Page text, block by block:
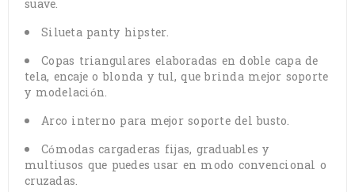
suave.
Silueta panty hipster.
Copas triangulares elaboradas en doble capa de
tela, encaje o blonda y tul, que brinda mejor soporte
y modelación.
Arco interno para mejor soporte del busto.
Cómodas cargaderas fijas, graduables y
multiusos que puedes usar en modo convencional o
cruzadas.